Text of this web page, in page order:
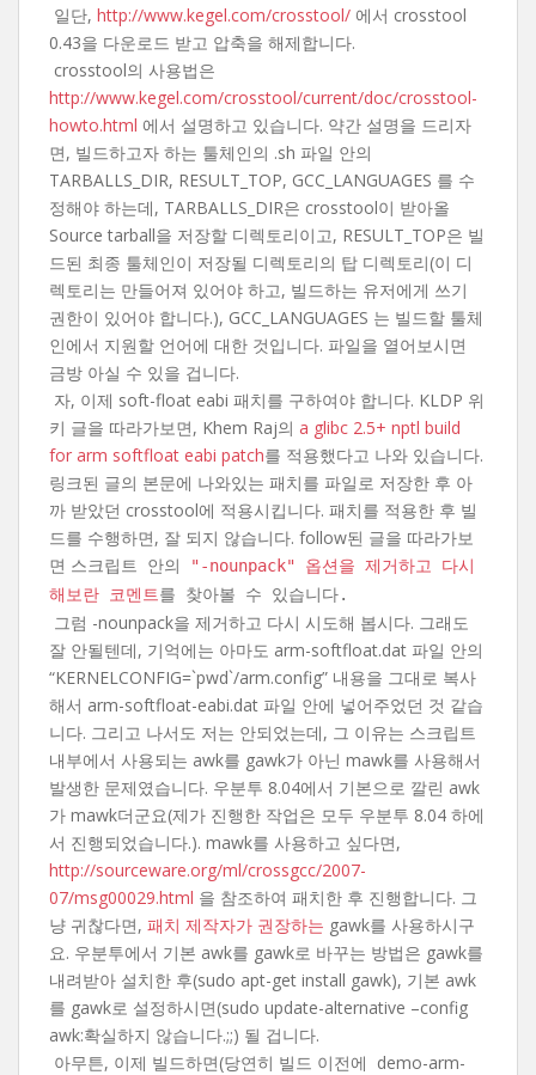
일단, http://www.kegel.com/crosstool/ 에서 crosstool
0.43을 다운로드 받고 압축을 해제합니다.
crosstool의 사용법은
http://www.kegel.com/crosstool/current/doc/crosstool-
howto.html 에서 설명하고 있습니다. 약간 설명을 드리자
면, 빌드하고자 하는 툴체인의 .sh 파일 안의
TARBALLS_DIR, RESULT_TOP, GCC_LANGUAGES 를 수
정해야 하는데, TARBALLS_DIR은 crosstool이 받아올
Source tarball을 저장할 디렉토리이고, RESULT_TOP은 빌
드된 최종 툴체인이 저장될 디렉토리의 탑 디렉토리(이 디
렉토리는 만들어져 있어야 하고, 빌드하는 유저에게 쓰기
권한이 있어야 합니다.), GCC_LANGUAGES 는 빌드할 툴체
인에서 지원할 언어에 대한 것입니다. 파일을 열어보시면
금방 아실 수 있을 겁니다.
자, 이제 soft-float eabi 패치를 구하여야 합니다. KLDP 위
키 글을 따라가보면, Khem Raj의 a glibc 2.5+ nptl build
for arm softfloat eabi patch를 적용했다고 나와 있습니다.
링크된 글의 본문에 나와있는 패치를 파일로 저장한 후 아
까 받았던 crosstool에 적용시킵니다. 패치를 적용한 후 빌
드를 수행하면, 잘 되지 않습니다. follow된 글을 따라가보
면 스크립트 안의
"-nounpack" 옵션을 제거하고 다시
해보란 코멘트를 찾아볼 수 있습니다.
그럼 -nounpack을 제거하고 다시 시도해 봅시다. 그래도
잘 안될텐데, 기억에는 아마도 arm-softfloat.dat 파일 안의
“KERNELCONFIG=`pwd`/arm.config” 내용을 그대로 복사
해서 arm-softfloat-eabi.dat 파일 안에 넣어주었던 것 같습
니다. 그리고 나서도 저는 안되었는데, 그 이유는 스크립트
내부에서 사용되는 awk를 gawk가 아닌 mawk를 사용해서
발생한 문제였습니다. 우분투 8.04에서 기본으로 깔린 awk
가 mawk더군요(제가 진행한 작업은 모두 우분투 8.04 하에
서 진행되었습니다.). mawk를 사용하고 싶다면,
http://sourceware.org/ml/crossgcc/2007-
07/msg00029.html 을 참조하여 패치한 후 진행합니다. 그
냥 귀찮다면, 패치 제작자가 권장하는 gawk를 사용하시구
요. 우분투에서 기본 awk를 gawk로 바꾸는 방법은 gawk를
내려받아 설치한 후(sudo apt-get install gawk), 기본 awk
를 gawk로 설정하시면(sudo update-alternative –config
awk:확실하지 않습니다.;;) 될 겁니다.
아무튼, 이제 빌드하면(당연히 빌드 이전에 demo-arm-